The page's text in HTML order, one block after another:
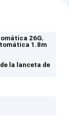
26G,
1.8m
la lanceta de